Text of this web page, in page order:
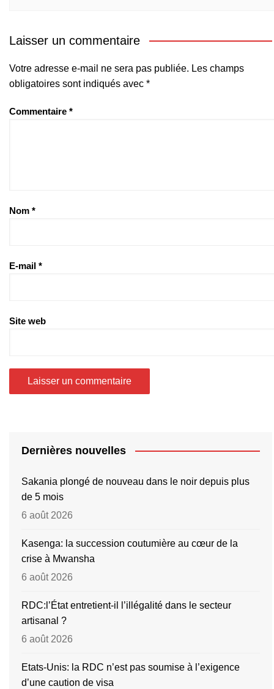
Laisser un commentaire
Votre adresse e-mail ne sera pas publiée. Les champs
obligatoires sont indiqués avec *
Commentaire *
Nom *
E-mail *
Site web
Dernières nouvelles
Sakania plongé de nouveau dans le noir depuis plus
de 5 mois
6 août 2026
Kasenga: la succession coutumière au cœur de la
crise à Mwansha
6 août 2026
RDC:l’État entretient-il l’illégalité dans le secteur
artisanal ?
6 août 2026
Etats-Unis: la RDC n’est pas soumise à l’exigence
d’une caution de visa